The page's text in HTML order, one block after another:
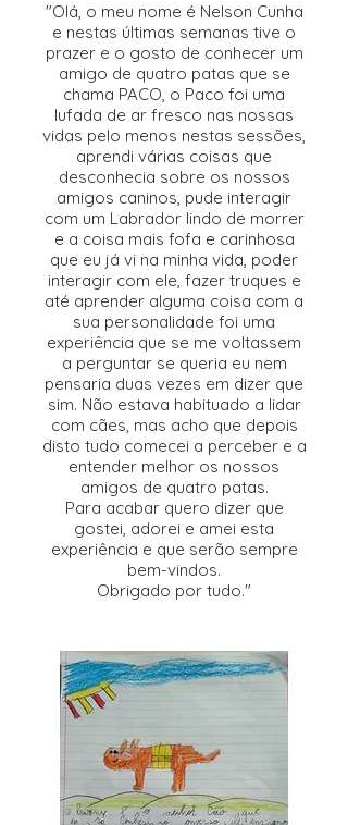
"Olá, o meu nome é Nelson Cunha
e nestas últimas semanas tive o
prazer e o gosto de conhecer um
amigo de quatro patas que se
chama PACO, o Paco foi uma
lufada de ar fresco nas nossas
vidas pelo menos nestas sessões,
aprendi várias coisas que
desconhecia sobre os nossos
amigos caninos, pude interagir
com um Labrador lindo de morrer
e a coisa mais fofa e carinhosa
que eu já vi na minha vida, poder
interagir com ele, fazer truques e
até aprender alguma coisa com a
sua personalidade foi uma
experiência que se me voltassem
a perguntar se queria eu nem
pensaria duas vezes em dizer que
sim. Não estava habituado a lidar
com cães, mas acho que depois
disto tudo comecei a perceber e a
entender melhor os nossos
amigos de quatro patas.
Para acabar quero dizer que
gostei, adorei e amei esta
experiência e que serão sempre
bem-vindos.
Obrigado por tudo."